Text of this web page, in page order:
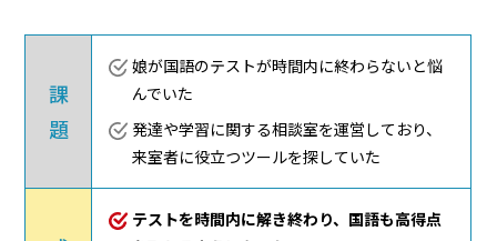
課
題
娘が国語のテストが時間内に終わらないと悩
んでいた
発達や学習に関する相談室を運営しており、
来室者に役立つツールを探していた
テストを時間内に解き終わり、国語も高得点